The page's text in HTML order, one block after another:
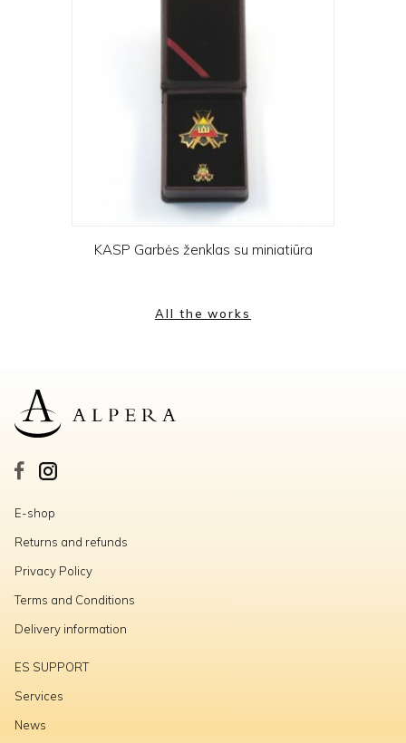
KASP Garbės ženklas su miniatiūra
All the works
E-shop
Returns and refunds
Privacy Policy
Terms and Conditions
Delivery information
ES SUPPORT
Services
News